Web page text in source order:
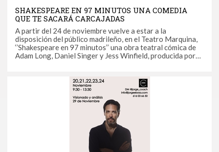
SHAKESPEARE EN 97 MINUTOS UNA COMEDIA
QUE TE SACARÁ CARCAJADAS
A partir del 24 de noviembre vuelve a estar a la
disposición del público madrileño, en el Teatro Marquina,
‘’Shakespeare en 97 minutos’’ una obra teatral cómica de
Adam Long, Daniel Singer y Jess Winfield, producida por